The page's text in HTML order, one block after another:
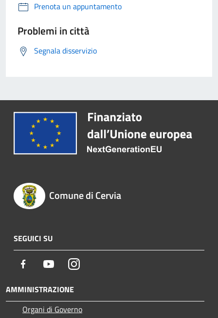
Prenota un appuntamento
Problemi in città
Segnala disservizio
Comune di Cervia
SEGUICI SU
Facebook YoutubeInstagram
AMMINISTRAZIONE
Organi di Governo